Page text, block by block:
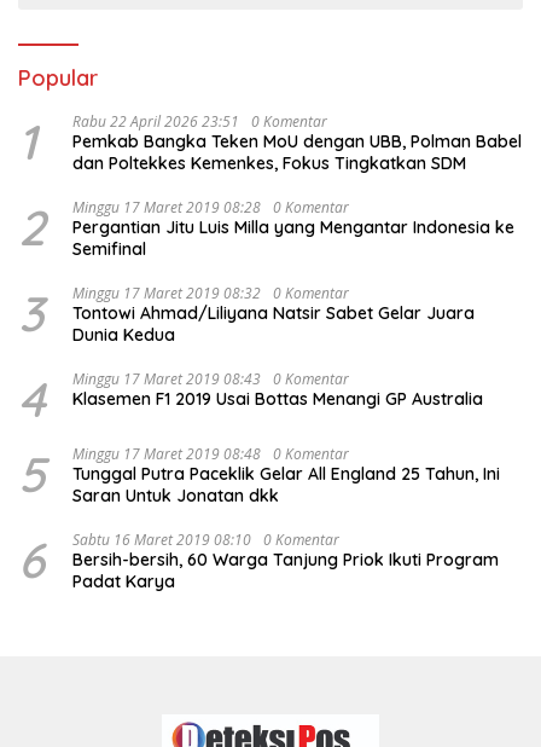
Popular
1 Rabu 22 April 2026 23:51 0 Komentar
Pemkab Bangka Teken MoU dengan UBB, Polman Babel
dan Poltekkes Kemenkes, Fokus Tingkatkan SDM
2 Minggu 17 Maret 2019 08:28 0 Komentar
Pergantian Jitu Luis Milla yang Mengantar Indonesia ke
Semifinal
3 Minggu 17 Maret 2019 08:32 0 Komentar
Tontowi Ahmad/Liliyana Natsir Sabet Gelar Juara
Dunia Kedua
4 Minggu 17 Maret 2019 08:43 0 Komentar
Klasemen F1 2019 Usai Bottas Menangi GP Australia
5 Minggu 17 Maret 2019 08:48 0 Komentar
Tunggal Putra Paceklik Gelar All England 25 Tahun, Ini
Saran Untuk Jonatan dkk
6 Sabtu 16 Maret 2019 08:10 0 Komentar
Bersih-bersih, 60 Warga Tanjung Priok Ikuti Program
Padat Karya